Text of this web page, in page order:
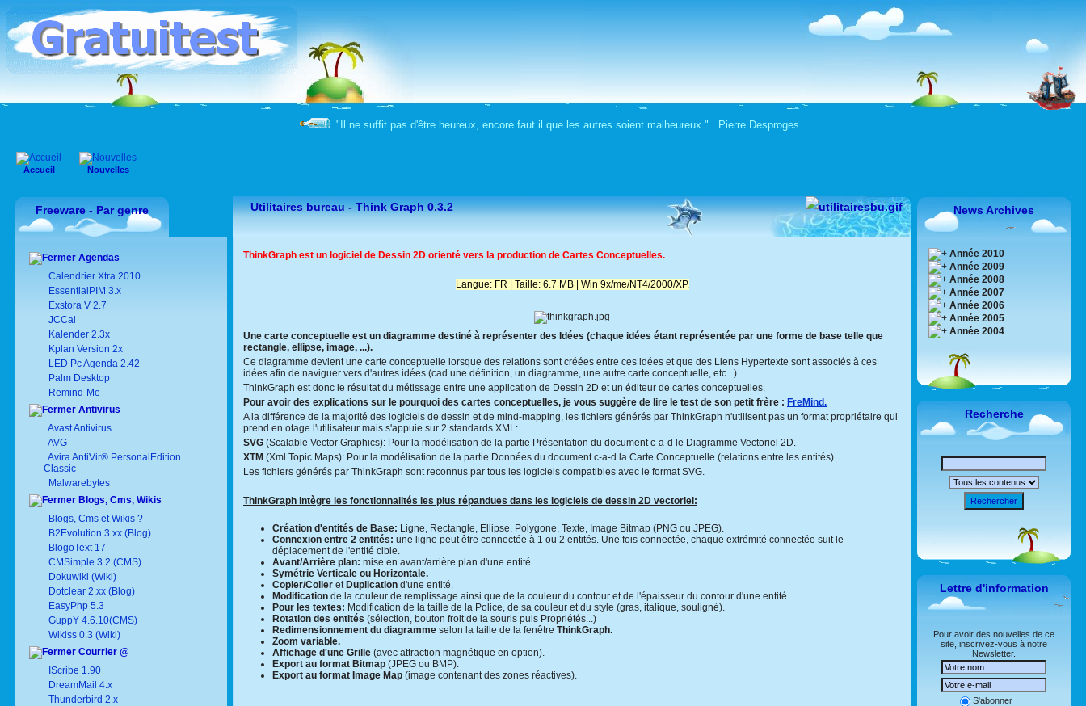
"Il ne suffit pas d'être heureux, encore faut il que les autres soient malheureux." Pierre Desproges
Accueil Nouvelles
Freeware - Par genre
Agendas
Calendrier Xtra 2010
EssentialPIM 3.x
Exstora V 2.7
JCCal
Kalender 2.3x
Kplan Version 2x
LED Pc Agenda 2.42
Palm Desktop
Remind-Me
Antivirus
Avast Antivirus
AVG
Avira AntiVir® PersonalEdition
Classic
Malwarebytes
Blogs, Cms, Wikis
Blogs, Cms et Wikis ?
B2Evolution 3.xx (Blog)
BlogoText 17
CMSimple 3.2 (CMS)
Dokuwiki (Wiki)
Dotclear 2.xx (Blog)
EasyPhp 5.3
GuppY 4.6.10(CMS)
Wikiss 0.3 (Wiki)
Courrier @
IScribe 1.90
DreamMail 4.x
Thunderbird 2.x
Utilitaires bureau - Think Graph 0.3.2
ThinkGraph est un logiciel de Dessin 2D orienté vers la production de Cartes Conceptuelles.
Langue: FR | Taille: 6.7 MB | Win 9x/me/NT4/2000/XP.
Une carte conceptuelle est un diagramme destiné à représenter des Idées (chaque idées étant représentée par une forme de base telle que
rectangle, ellipse, image, ...).
Ce diagramme devient une carte conceptuelle lorsque des relations sont créées entre ces idées et que des Liens Hypertexte sont associés à ces
idées afin de naviguer vers d'autres idées (cad une définition, un diagramme, une autre carte conceptuelle, etc...).
ThinkGraph est donc le résultat du métissage entre une application de Dessin 2D et un éditeur de cartes conceptuelles.
Pour avoir des explications sur le pourquoi des cartes conceptuelles, je vous suggère de lire le test de son petit frère : FreMind.
A la différence de la majorité des logiciels de dessin et de mind-mapping, les fichiers générés par ThinkGraph n'utilisent pas un format propriétaire qui
prend en otage l'utilisateur mais s'appuie sur 2 standards XML:
SVG (Scalable Vector Graphics): Pour la modélisation de la partie Présentation du document c-a-d le Diagramme Vectoriel 2D.
XTM (Xml Topic Maps): Pour la modélisation de la partie Données du document c-a-d la Carte Conceptuelle (relations entre les entités).
Les fichiers générés par ThinkGraph sont reconnus par tous les logiciels compatibles avec le format SVG.
ThinkGraph intègre les fonctionnalités les plus répandues dans les logiciels de dessin 2D vectoriel:
Création d'entités de Base: Ligne, Rectangle, Ellipse, Polygone, Texte, Image Bitmap (PNG ou JPEG).
Connexion entre 2 entités: une ligne peut être connectée à 1 ou 2 entités. Une fois connectée, chaque extrémité connectée suit le
déplacement de l'entité cible.
Avant/Arrière plan: mise en avant/arrière plan d'une entité.
Symétrie Verticale ou Horizontale.
Copier/Coller et Duplication d'une entité.
Modification de la couleur de remplissage ainsi que de la couleur du contour et de l'épaisseur du contour d'une entité.
Pour les textes: Modification de la taille de la Police, de sa couleur et du style (gras, italique, souligné).
Rotation des entités (sélection, bouton froit de la souris puis Propriétés...)
Redimensionnement du diagramme selon la taille de la fenêtre ThinkGraph.
Zoom variable.
Affichage d'une Grille (avec attraction magnétique en option).
Export au format Bitmap (JPEG ou BMP).
Export au format Image Map (image contenant des zones réactives).
News Archives
Année 2010
Année 2009
Année 2008
Année 2007
Année 2006
Année 2005
Année 2004
Recherche
Rechercher
Lettre d'information
Pour avoir des nouvelles de ce
site, inscrivez-vous à notre
Newsletter.
S'abonner